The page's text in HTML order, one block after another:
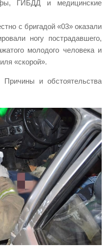
ГИБДД и медицинские
с бригадой «03» оказали
ногу пострадавшего,
молодого человека и
«скорой».
Причины и обстоятельства